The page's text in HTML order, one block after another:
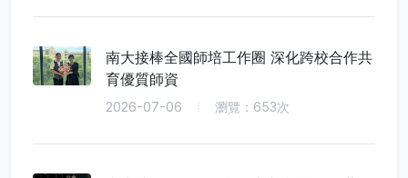
南大接棒全國師培工作圈 深化跨校合作共
育優質師資
2026-07-06 瀏覽：653次